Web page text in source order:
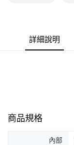
詳細說明
商品規格
內部